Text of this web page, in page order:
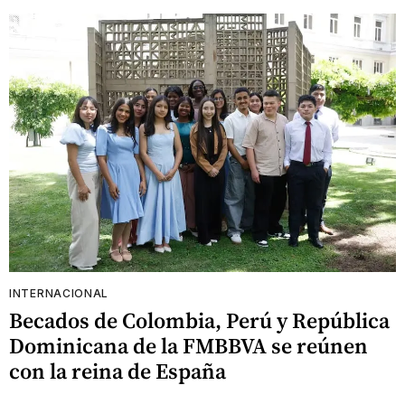
INTERNACIONAL
Becados de Colombia, Perú y República
Dominicana de la FMBBVA se reúnen
con la reina de España